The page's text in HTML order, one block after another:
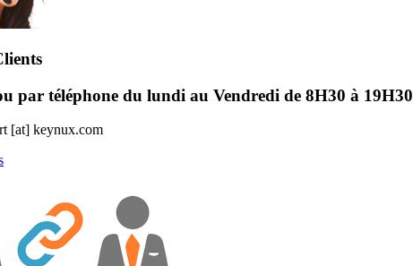
par téléphone du lundi au Vendredi de 8H30 à 19H30
[at] keynux.com